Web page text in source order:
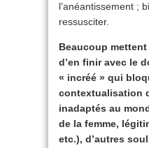
l’anéantissement ;
ressusciter.
Beaucoup
d’en finir avec le
« incréé » qui
contextualisation
inadaptés au
de la femme,
etc.), d’autres